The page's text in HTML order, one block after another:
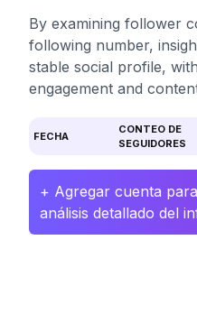
By examining follower
following number,
stable social profile,
engagement and
FECHA
CONTEO DE
SEGUIDORES
+ Agregar cuenta
análisis detallado del